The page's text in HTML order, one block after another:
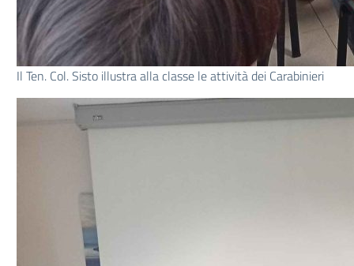
Il Ten. Col. Sisto illustra alla classe le attività dei Carabinieri